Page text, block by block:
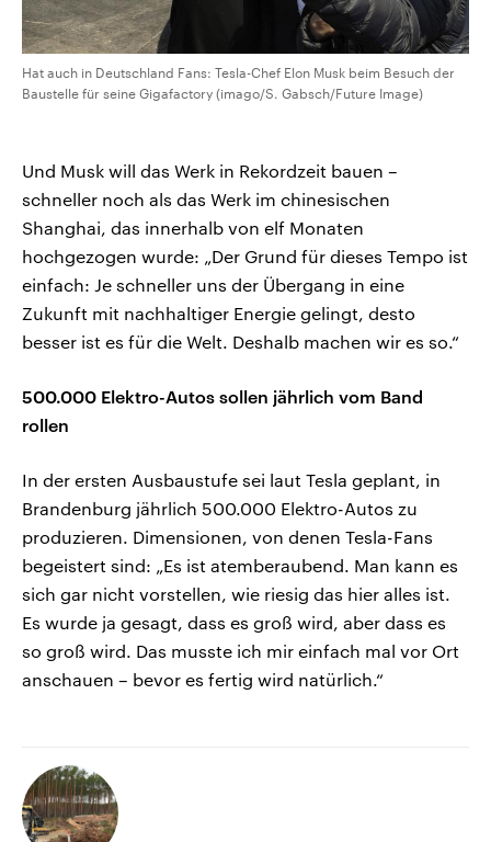
Hat auch in Deutschland Fans: Tesla-Chef Elon Musk beim Besuch der
Baustelle für seine Gigafactory (imago/S. Gabsch/Future Image)
Und Musk will das Werk in Rekordzeit bauen –
schneller noch als das Werk im chinesischen
Shanghai, das innerhalb von elf Monaten
hochgezogen wurde: „Der Grund für dieses Tempo ist
einfach: Je schneller uns der Übergang in eine
Zukunft mit nachhaltiger Energie gelingt, desto
besser ist es für die Welt. Deshalb machen wir es so.“
500.000 Elektro-Autos sollen jährlich vom Band
rollen
In der ersten Ausbaustufe sei laut Tesla geplant, in
Brandenburg jährlich 500.000 Elektro-Autos zu
produzieren. Dimensionen, von denen Tesla-Fans
begeistert sind: „Es ist atemberaubend. Man kann es
sich gar nicht vorstellen, wie riesig das hier alles ist.
Es wurde ja gesagt, dass es groß wird, aber dass es
so groß wird. Das musste ich mir einfach mal vor Ort
anschauen – bevor es fertig wird natürlich.“